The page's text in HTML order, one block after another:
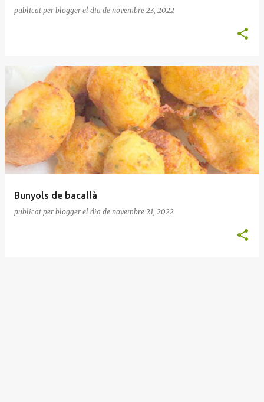
publicat per blogger el dia de novembre 23, 2022
Bunyols de bacallà
publicat per blogger el dia de novembre 21, 2022